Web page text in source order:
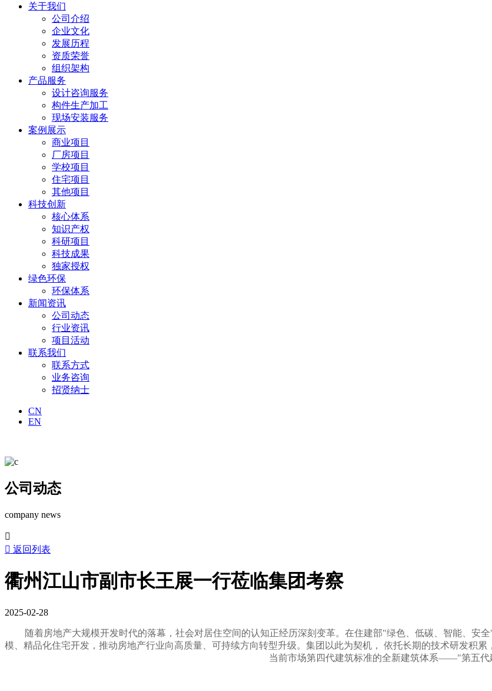
关于我们
公司介绍
企业文化
发展历程
资质荣誉
组织架构
产品服务
设计咨询服务
构件生产加工
现场安装服务
案例展示
商业项目
厂房项目
学校项目
住宅项目
其他项目
科技创新
核心体系
知识产权
科研项目
科技成果
独家授权
绿色环保
环保体系
新闻资讯
公司动态
行业资讯
项目活动
联系我们
联系方式
业务咨询
招贤纳士
CN
EN
公司动态
company news

 返回列表
衢州江山市副市长王展一行莅临集团考察
2025-02-28
随着房地产大规模开发时代的落幕，社会对居住空间的认知正经历深刻变革。在住建部"绿色、低碳、智能、安
模、精品化住宅开发，推动房地产行业向高质量、可持续方向转型升级。集团以此为契机， 依托长期的技术研发积
当前市场第四代建筑标准的全新建筑体系——"第五代